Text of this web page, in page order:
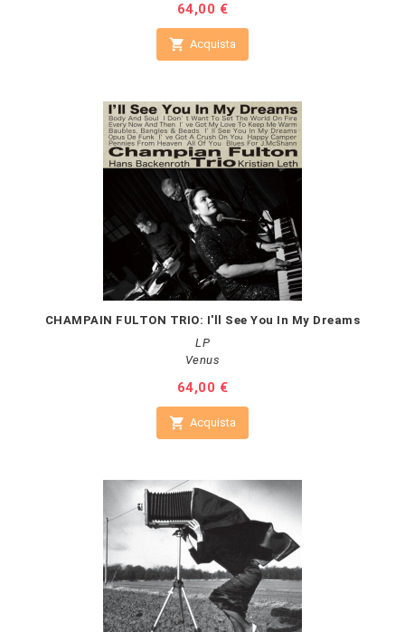
Prezzo
64,00 €
 Acquista
CHAMPAIN FULTON TRIO: I'll See You In My Dreams
LP
Venus
Prezzo
64,00 €
 Acquista